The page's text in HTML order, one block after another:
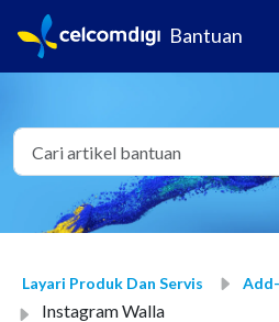
Bantuan
Layari Produk Dan Servis
Instagram Walla